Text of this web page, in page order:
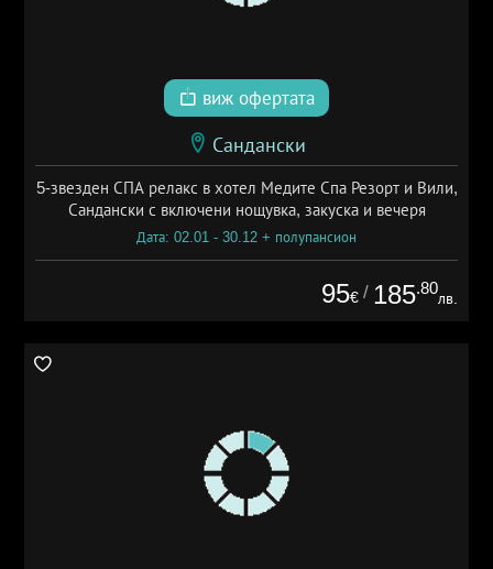
виж офертата
Сандански
5-звезден СПА релакс в хотел Медите Спа Резорт и Вили,
Сандански с включени нощувка, закуска и вечеря
Дата: 02.01 - 30.12 + полупансион
95€ / 185.80
лв.